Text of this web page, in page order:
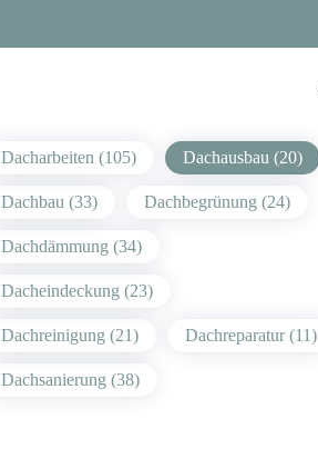
Dacharbeiten (105) Dachausbau (20)
Dachbau (33) Dachbegrünung (24)
Dachdämmung (34)
Dacheindeckung (23)
Dachreinigung (21) Dachreparatur (11)
Dachsanierung (38)